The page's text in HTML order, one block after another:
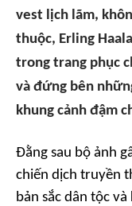
vest lịch lãm,
thuộc, Erling
trong trang phục
và đứng bên
khung cảnh đậm
Đằng sau bộ ảnh
chiến dịch truyền
bản sắc dân tộc